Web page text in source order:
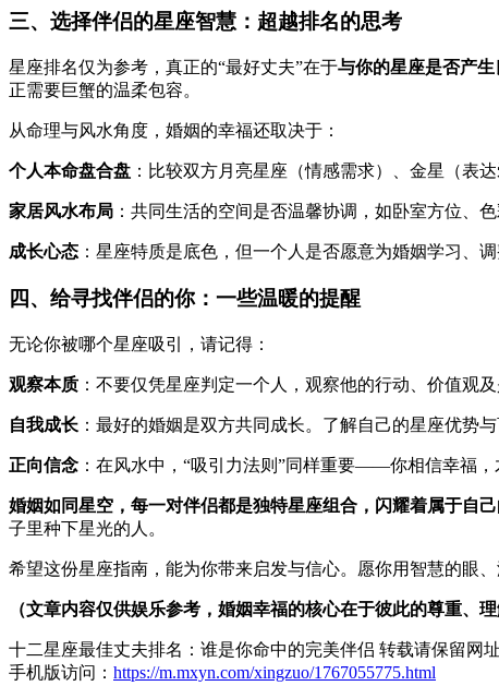
三、选择伴侣的星座智慧：超越排名的思考
星座排名仅为参考，真正的“最好丈夫”在于与你的星座是否产生
正需要巨蟹的温柔包容。
从命理与风水角度，婚姻的幸福还取决于：
个人本命盘合盘 ：比较双方月亮星座（情感需求）、金星（表
家居风水布局 ：共同生活的空间是否温馨协调，如卧室方位、
成长心态 ：星座特质是底色，但一个人是否愿意为婚姻学习、
四、给寻找伴侣的你：一些温暖的提醒
无论你被哪个星座吸引，请记得：
观察本质 ：不要仅凭星座判定一个人，观察他的行动、价值观及
自我成长 ：最好的婚姻是双方共同成长。了解自己的星座优势
正向信念 ：在风水中，“吸引力法则”同样重要——你相信幸福，
婚姻如同星空，每一对伴侣都是独特星座组合，闪耀着属于自己
子里种下星光的人。
希望这份星座指南，能为你带来启发与信心。愿你用智慧的眼
（文章内容仅供娱乐参考，婚姻幸福的核心在于彼此的尊重、
十二星座最佳丈夫排名：谁是你命中的完美伴侣 转载请保留网址
手机版访问： https://m.mxyn.com/xingzuo/1767055775.html